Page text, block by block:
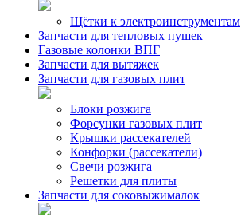
Щётки к электроинструментам
Запчасти для тепловых пушек
Газовые колонки ВПГ
Запчасти для вытяжек
Запчасти для газовых плит
Блоки розжига
Форсунки газовых плит
Крышки рассекателей
Конфорки (рассекатели)
Свечи розжига
Решетки для плиты
Запчасти для соковыжималок